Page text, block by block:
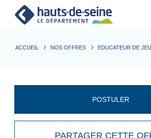
ACCUEIL NOS OFFRES EDUCATEUR DE
POSTULER
PARTAGER CETTE
Cookies et traceurs utilisés sur ce site.